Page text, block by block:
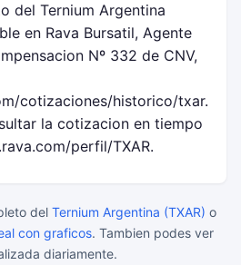
del Ternium Argentina
en Rava Bursatil, Agente
Nº 332 de CNV,
cotizaciones/historico/txar.
la cotizacion en tiempo
perfil/TXAR.
del Ternium Argentina (TXAR) o
con graficos. Tambien podes ver
diariamente.